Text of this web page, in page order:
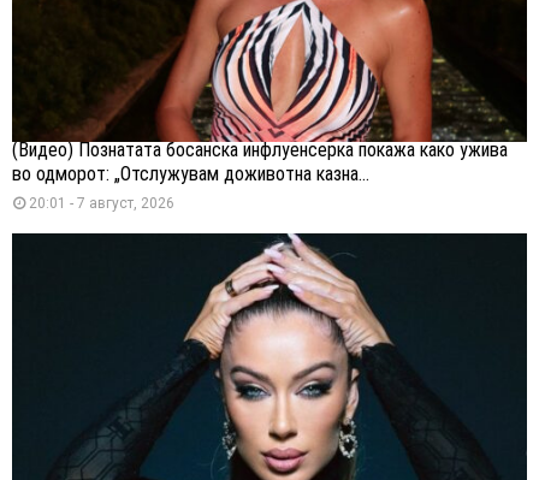
(Видео) Познатата босанска инфлуенсерка покажа како ужива
во одморот: „Отслужувам доживотна казна...
20:01 - 7 август, 2026